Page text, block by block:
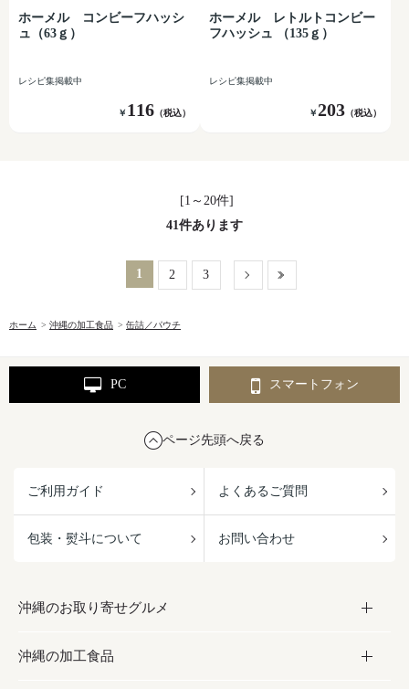
ホーメル コンビーフハッシ
ュ（63ｇ）
レシピ集掲載中
￥ 116 （税込）
ホーメル レトルトコンビー
フハッシュ （135ｇ）
レシピ集掲載中
￥203 （税込）
[1～20件]
41件あります
1 2 3
ホーム > 沖縄の加工食品 > 缶詰／パウチ
PC スマートフォン
ページ先頭へ戻る
ご利用ガイド よくあるご質問
包装・熨斗について お問い合わせ
沖縄のお取り寄せグルメ
お取り寄せグルメ
沖縄の加工食品